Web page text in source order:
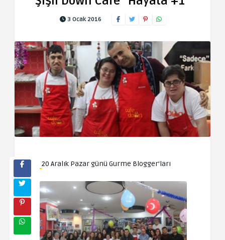
3 Ocak 2016
20 Aralık Pazar günü Gurme Blogger’ları